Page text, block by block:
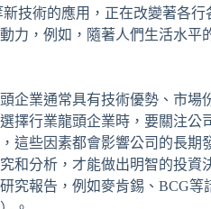
技術的應用，正在改變著各行
力，例如，隨著人們生活水平
企業通常具有技術優勢、市場
擇行業龍頭企業時，要關注公
這些因素都會影響公司的長期
和分析，才能做出明智的投資
究報告，例如麥肯錫、BCG等